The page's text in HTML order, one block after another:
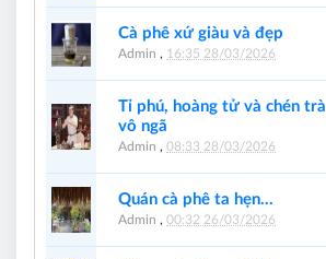
Cà phê xứ giàu và đẹp
Admin , 16:35 28/03/2026
Tỉ phú, hoàng tử và chén trà
vô ngã
Admin , 08:33 28/03/2026
Quán cà phê ta hẹn...
Admin , 00:32 26/03/2026